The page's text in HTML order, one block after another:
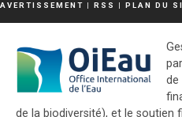
AVERTISSEMENT | RSS | PLAN DU
de
de la biodiversité), et le soutien